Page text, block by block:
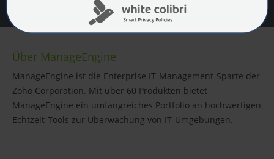
Preise
Über ManageEngine
ManageEngine ist die Enterprise IT-Management-Sparte der
Zoho Corporation. Mit über 60 Produkten bietet
ManageEngine ein umfangreiches Portfolio an hochwertigen
Echtzeit-Tools zur Überwachung von IT-Umgebungen.